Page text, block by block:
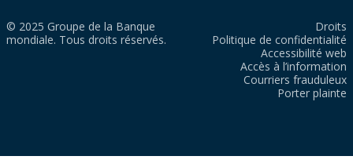
© 2025 Groupe de la Banque
mondiale. Tous droits réservés.
Droits
Politique de confidentialité
Accessibilité web
Accès à l’information
Courriers frauduleux
Porter plainte